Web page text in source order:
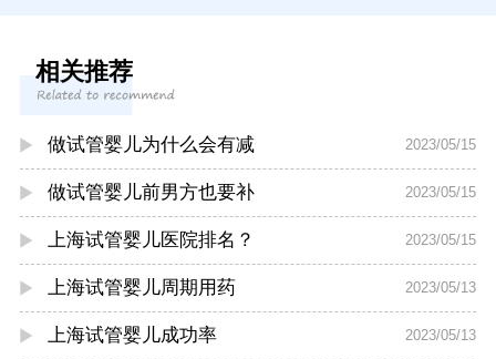
相关推荐
做试管婴儿为什么会有减 2023/05/15
做试管婴儿前男方也要补 2023/05/15
上海试管婴儿医院排名？ 2023/05/15
上海试管婴儿周期用药 2023/05/13
上海试管婴儿成功率 2023/05/13